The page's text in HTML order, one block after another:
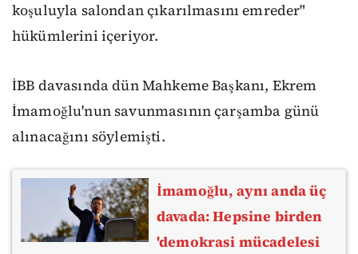
koşuluyla salondan çıkarılmasını emreder"
hükümlerini içeriyor.
İBB davasında dün Mahkeme Başkanı, Ekrem
İmamoğlu'nun savunmasının çarşamba günü
alınacağını söylemişti.
İmamoğlu, aynı anda üç
davada: Hepsine birden
'demokrasi mücadelesi